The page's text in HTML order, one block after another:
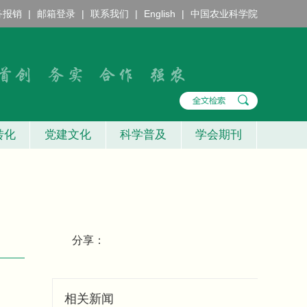
报销 | 邮箱登录 | 联系我们 | English | 中国农业科学院
化 党建文化 科学普及 学会期刊
分享：
相关新闻